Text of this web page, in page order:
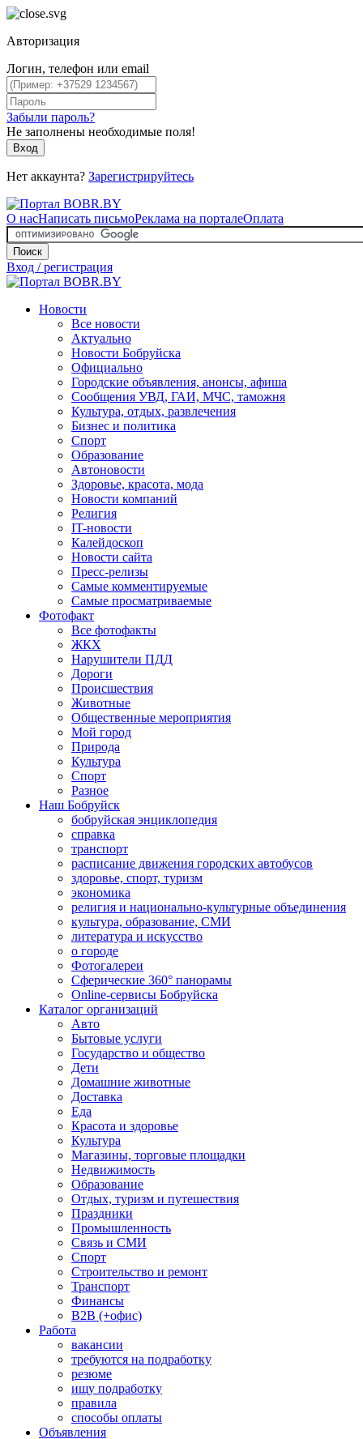
Авторизация
Логин, телефон или email
Забыли пароль?
Не заполнены необходимые поля!
Вход
Нет аккаунта? Зарегистрируйтесь
О насНаписать письмоРеклама на порталеОплата
Поиск
Вход / регистрация
Новости
Все новости
Актуально
Новости Бобруйска
Официально
Городские объявления, анонсы, афиша
Сообщения УВД, ГАИ, МЧС, таможня
Культура, отдых, развлечения
Бизнес и политика
Спорт
Образование
Автоновости
Здоровье, красота, мода
Новости компаний
Религия
IT-новости
Калейдоскоп
Новости сайта
Пресс-релизы
Самые комментируемые
Самые просматриваемые
Фотофакт
Все фотофакты
ЖКХ
Нарушители ПДД
Дороги
Происшествия
Животные
Общественные мероприятия
Мой город
Природа
Культура
Спорт
Разное
Наш Бобруйск
бобруйская энциклопедия
справка
транспорт
расписание движения городских автобусов
здоровье, спорт, туризм
экономика
религия и национально-культурные объединения
культура, образование, СМИ
литература и искусство
о городе
Фотогалереи
Сферические 360° панорамы
Online-сервисы Бобруйска
Каталог организаций
Авто
Бытовые услуги
Государство и общество
Дети
Домашние животные
Доставка
Еда
Красота и здоровье
Культура
Магазины, торговые площадки
Недвижимость
Образование
Отдых, туризм и путешествия
Праздники
Промышленность
Связь и СМИ
Спорт
Строительство и ремонт
Транспорт
Финансы
B2B (+офис)
Работа
вакансии
требуются на подработку
резюме
ищу подработку
правила
способы оплаты
Объявления